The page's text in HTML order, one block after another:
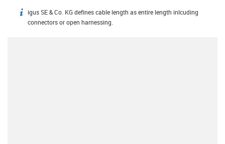
igus-icon-info
igus SE & Co. KG defines cable length as entire length inlcuding
connectors or open harnessing.